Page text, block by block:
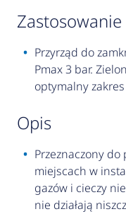
zastosowanie
Przyrząd do
Pmax 3 bar.
optymalny
opis
Przeznaczony
miejscach w
gazów i cieczy
nie działają